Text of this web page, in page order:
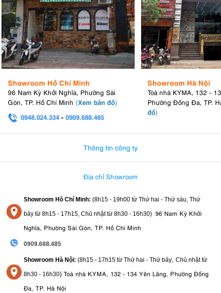
Showroom Hồ Chí Minh
96 Nam Kỳ Khởi Nghĩa, Phường Sài
Gòn, TP. Hồ Chí Minh (Xem bản đồ)
0948.024.334 - 0909.688.485
Showroom Hà Nội
Toà nhà KYMA, 132 -
Phường Đống Đa, TP.
đồ)
Thông tin công ty
Địa chỉ Showroom
Showroom Hồ Chí Minh: (8h15 - 19h00 từ Thứ hai - Thứ sáu, Thứ
bảy từ 8h15 - 17h15, Chủ nhật từ 8h30 - 16h30) 96 Nam Kỳ Khởi
Nghĩa, Phường Sài Gòn, TP. Hồ Chí Minh
0909.688.485
Showroom Hà Nội: (8h15 - 17h15 từ Thứ hai - Thứ bảy, Chủ nhật từ
8h30 - 16h30) Toà nhà KYMA, 132 - 134 Yên Lãng, Phường Đống
Đa, TP. Hà Nội